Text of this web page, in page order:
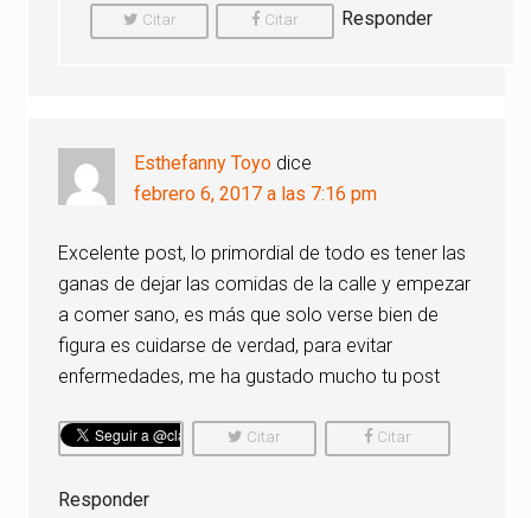
Citar
Comentario
Citar
Comentario
Responder
Esthefanny Toyo dice
febrero 6, 2017 a las 7:16 pm
Excelente post, lo primordial de todo es tener las
ganas de dejar las comidas de la calle y empezar
a comer sano, es más que solo verse bien de
figura es cuidarse de verdad, para evitar
enfermedades, me ha gustado mucho tu post
Citar
Comentario
Citar
Comentario
Responder